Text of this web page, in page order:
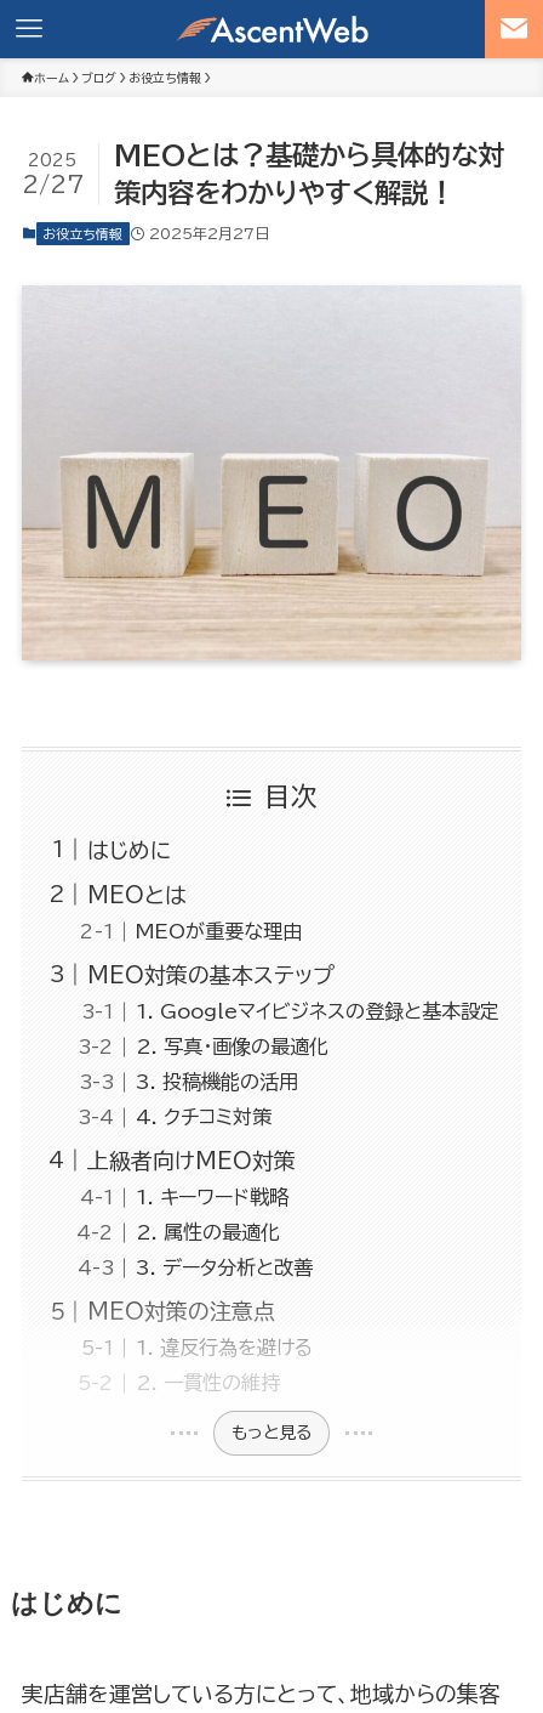
ホーム ブログ お役立ち情報
MEOとは？基礎から具体的な対
策内容をわかりやすく解説！
2025
2/27
お役立ち情報 2025年2月27日
目次
はじめに
MEOとは
MEOが重要な理由
MEO対策の基本ステップ
1. Googleマイビジネスの登録と基本設定
2. 写真・画像の最適化
3. 投稿機能の活用
4. クチコミ対策
上級者向けMEO対策
1. キーワード戦略
2. 属性の最適化
3. データ分析と改善
MEO対策の注意点
1. 違反行為を避ける
2. 一貫性の維持
もっと見る
はじめに
実店舗を運営している方にとって、地域からの集客